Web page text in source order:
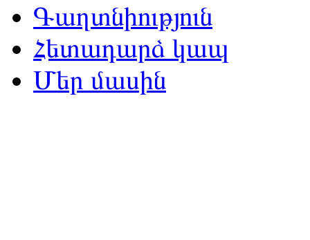
Գաղտնիություն
Հետադարձ կապ
Մեր մասին